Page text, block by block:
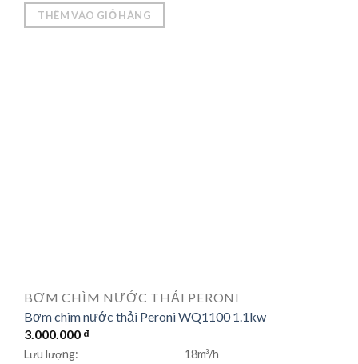
THÊM VÀO GIỎ HÀNG
BƠM CHÌM NƯỚC THẢI PERONI
Bơm chìm nước thải Peroni WQ1100 1.1kw
3.000.000 ₫
Lưu lượng:
18m³/h